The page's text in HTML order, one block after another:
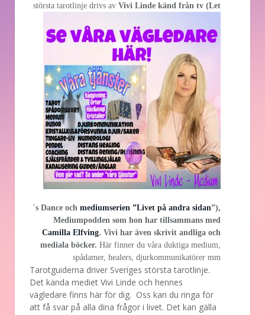
största tarotlinje drivs av Vivi Linde känd från tv (Let
´s Dance och mediumserien ”Livet på andra sidan”),
Mediumpodden som hon har tillsammans med
Camilla Elfving. Vivi har även skrivit andliga och
mediala böcker. Här finner du våra duktiga medium,
spådamer, healers, djurkommunikatörer mm
Tarotguiderna driver Sveriges största tarotlinje.
Det kända mediet Vivi Linde och hennes
vägledare finns här för dig. Oss kan du ringa för
att få svar på alla dina frågor i livet. Det kan gälla